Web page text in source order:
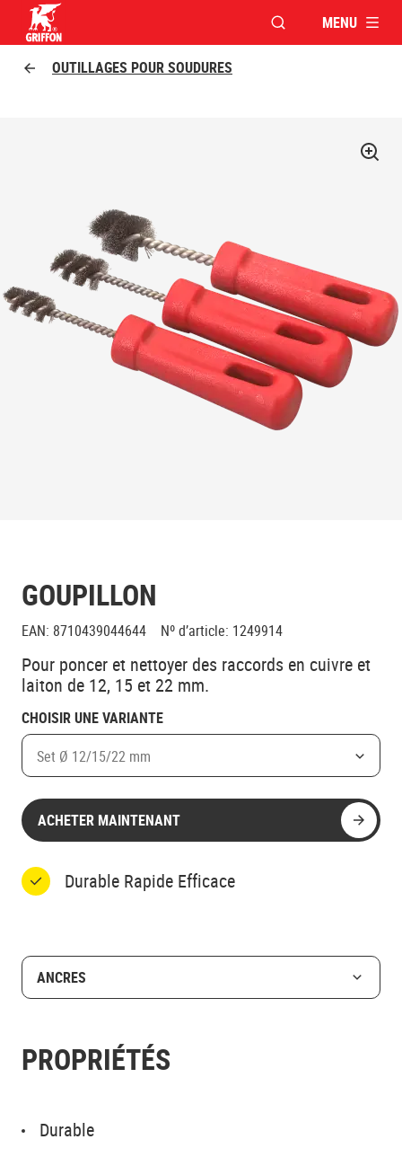
OUVRIR LAMENU
OUTILLAGES POUR SOUDURES
GOUPILLON
EAN: 8710439044644 Nº d’article: 1249914
Pour poncer et nettoyer des raccords en cuivre et
laiton de 12, 15 et 22 mm.
CHOISIR UNE VARIANTE
Set Ø 12/15/22 mm
ACHETER MAINTENANT
Durable Rapide Efficace
ANCRES
PROPRIÉTÉS
Durable